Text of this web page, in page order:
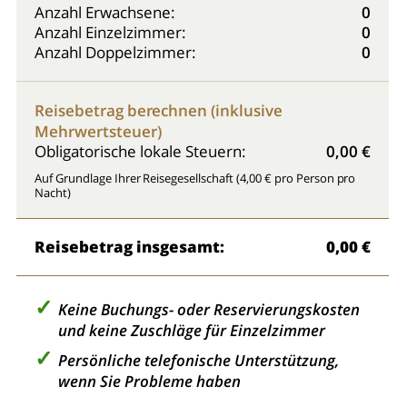
Anzahl Erwachsene:
0
Anzahl Einzelzimmer:
0
Anzahl Doppelzimmer:
0
Reisebetrag berechnen (inklusive
Mehrwertsteuer)
Obligatorische lokale Steuern:
0,00 €
Auf Grundlage Ihrer Reisegesellschaft (4,00 € pro Person pro
Nacht)
Reisebetrag insgesamt: 0,00 €
Keine Buchungs- oder Reservierungskosten
und keine Zuschläge für Einzelzimmer
Persönliche telefonische Unterstützung,
wenn Sie Probleme haben